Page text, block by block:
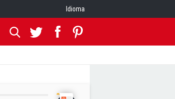
Idioma